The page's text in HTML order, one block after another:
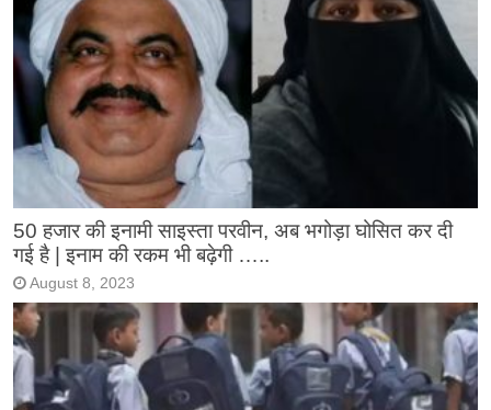
50 हजार की इनामी साइस्ता परवीन, अब भगोड़ा घोसित कर दी
गई है | इनाम की रकम भी बढ़ेगी …..
August 8, 2023